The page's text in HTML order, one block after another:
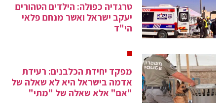
טרגדיה כפולה: הילדים הטהורים
יעקב ישראל ואשר מנחם פלאי
הי"ד
מפקד יחידת הכלבנים: רעידת
אדמה בישראל היא לא שאלה של
"אם" אלא שאלה של "מתי"